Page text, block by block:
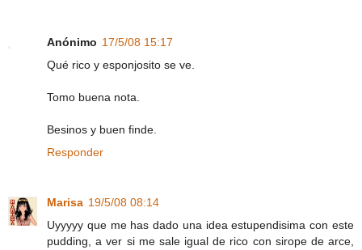
Anónimo 17/5/08 15:17
Qué rico y esponjosito se ve.
Tomo buena nota.
Besinos y buen finde.
Responder
Marisa 19/5/08 08:14
Uyyyyy que me has dado una idea estupendisima con este
pudding, a ver si me sale igual de rico con sirope de arce,